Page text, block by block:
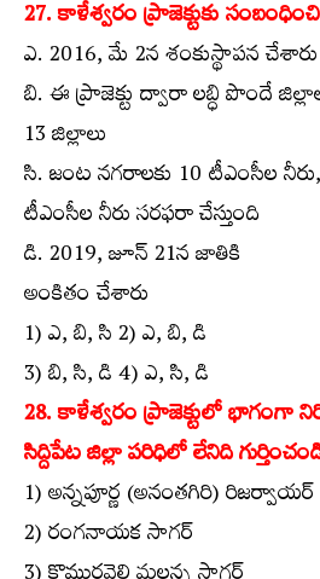
27. కాళేశ్వరం ప్రాజెక్టుకు
ఎ. 2016, మే 2న శంకుస్థాపన చేశారు
బి. ఈ ప్రాజెక్టు ద్వారా లబ్ధి పొందే
13 జిల్లాలు
సి. జంట నగరాలకు 10 టీఎంసీల
టీఎంసీల నీరు సరఫరా చేస్తుంది
డి. 2019, జూన్‌ 21న జాతికి
అంకితం చేశారు
1) ఎ, బి, సి 2) ఎ, బి, డి
3) బి, సి, డి 4) ఎ, సి, డి
28. కాళేశ్వరం ప్రాజెక్టులో భాగంగా
సిద్దిపేట జిల్లా పరిధిలో లేనిది
1) అన్నపూర్ణ (అనంతగిరి) రిజర్వాయర్‌
2) రంగనాయక సాగర్‌